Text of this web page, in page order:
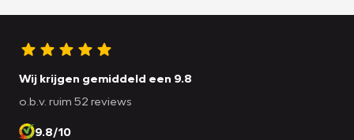
Wij krijgen gemiddeld een 9.8
o.b.v. ruim 52 reviews
9.8/10